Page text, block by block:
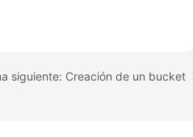
siguiente: Creación de un bucket